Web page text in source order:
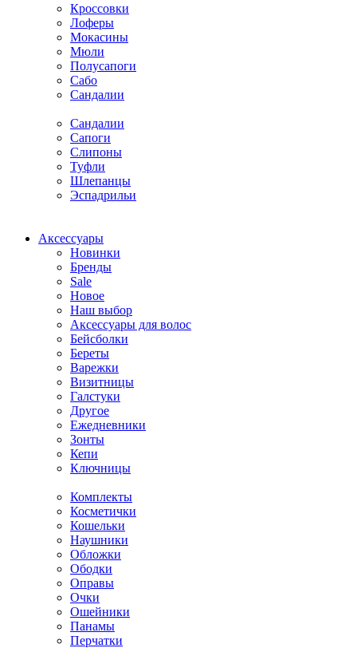
Кроссовки
Лоферы
Мокасины
Мюли
Полусапоги
Сабо
Сандалии
Сандалии
Сапоги
Слипоны
Туфли
Шлепанцы
Эспадрильи
Аксессуары
Новинки
Бренды
Sale
Новое
Наш выбор
Аксессуары для волос
Бейсболки
Береты
Варежки
Визитницы
Галстуки
Другое
Ежедневники
Зонты
Кепи
Ключницы
Комплекты
Косметички
Кошельки
Наушники
Обложки
Ободки
Оправы
Очки
Ошейники
Панамы
Перчатки